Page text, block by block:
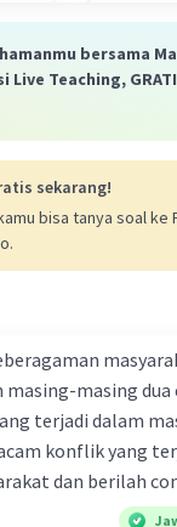
bersama
Live Teaching,
sekarang!
bisa tanya soal ke
masing-masing
terjadi dalam
konflik yang
dan berilah
yang